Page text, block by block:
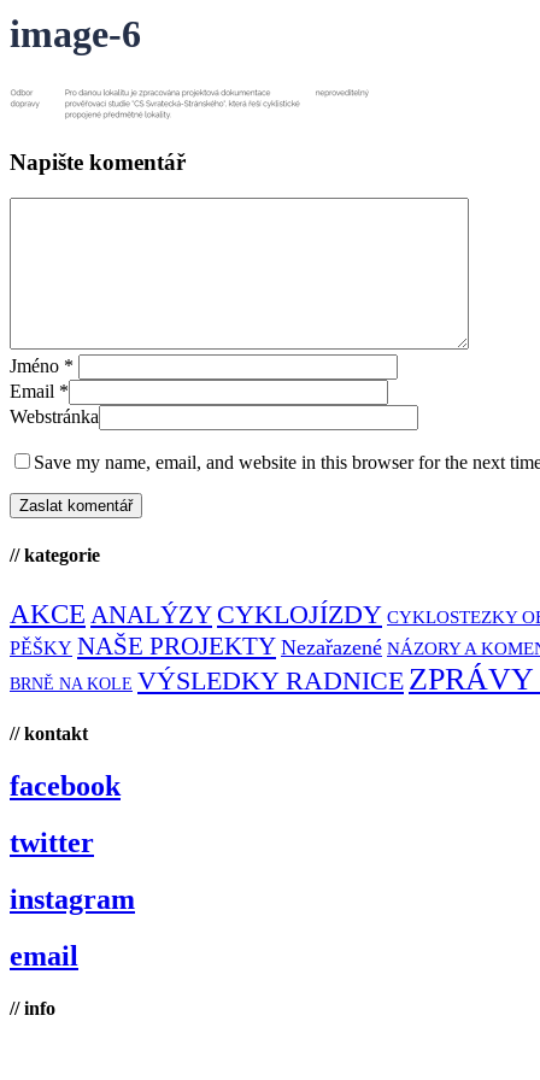
image-6
Napište komentář
Jméno *
Email *
Webstránka
Save my name, email, and website in this browser for the next
// kategorie
AKCE ANALÝZY CYKLOJÍZDY CYKLOSTEZKY
PĚŠKY NAŠE PROJEKTY Nezařazené NÁZORY A
BRNĚ NA KOLE VÝSLEDKY RADNICE
// kontakt
facebook
twitter
instagram
email
// info